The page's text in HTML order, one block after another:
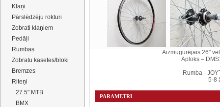
Klaņi
Pārslēdzēju rokturi
Zobrati klaņiem
Pedāļi
Rumbas
Zobratu kasetes/bloki
Bremzes
Riteņi
27.5" MTB
BMX
Aizmugurējais 26"
Aploks –
Rumba -
5-8
PARAMETRI